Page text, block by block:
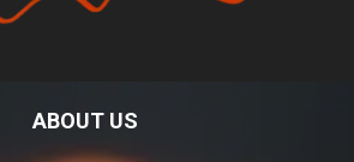
ABOUT US